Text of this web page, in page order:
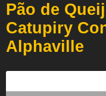
Pão de
Catupiry
Alphaville